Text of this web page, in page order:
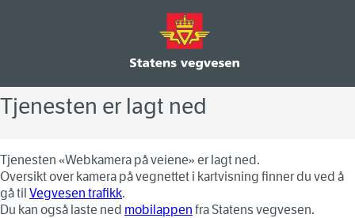
Tjenesten er lagt ned
Tjenesten «Webkamera på veiene» er lagt ned.
Oversikt over kamera på vegnettet i kartvisning finner du ved å
gå til Vegvesen trafikk.
Du kan også laste ned mobilappen fra Statens vegvesen.